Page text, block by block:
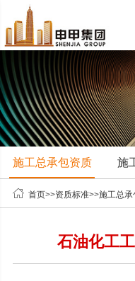
施工总承包资质 施
 首页>>资质标准>>施工总承
石油化工